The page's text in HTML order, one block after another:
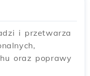
i przetwarza
oraz poprawy